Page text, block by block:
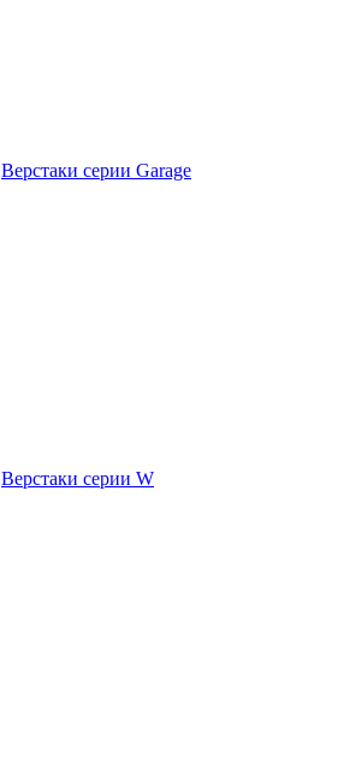
Верстаки серии Garage
Верстаки серии W